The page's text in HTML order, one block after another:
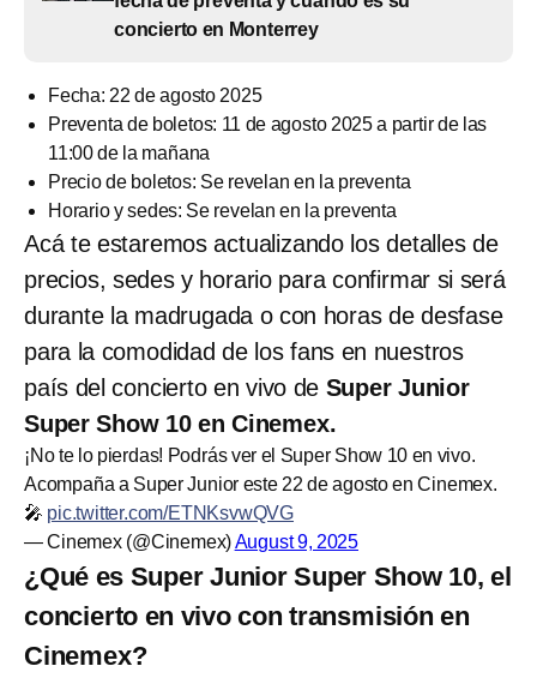
concierto en Monterrey
Fecha: 22 de agosto 2025
Preventa de boletos: 11 de agosto 2025 a partir de las
11:00 de la mañana
Precio de boletos: Se revelan en la preventa
Horario y sedes: Se revelan en la preventa
Acá te estaremos actualizando los detalles de
precios, sedes y horario para confirmar si será
durante la madrugada o con horas de desfase
para la comodidad de los fans en nuestros
país del concierto en vivo de Super Junior
Super Show 10 en Cinemex.
¡No te lo pierdas! Podrás ver el Super Show 10 en vivo.
Acompaña a Super Junior este 22 de agosto en Cinemex.
🎤 pic.twitter.com/ETNKsvwQVG
— Cinemex (@Cinemex)August 9, 2025
¿Qué es Super Junior Super Show 10, el
concierto en vivo con transmisión en
Cinemex?